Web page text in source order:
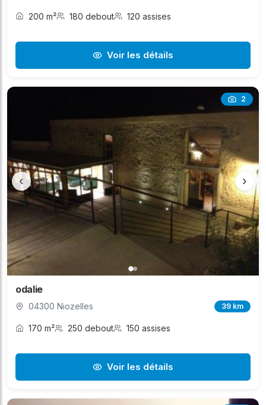
200 m² 180 debout 120 assises
Voir les détails
2
‹ ›
odalie
04300 Niozelles 39 km
170 m² 250 debout 150 assises
Voir les détails